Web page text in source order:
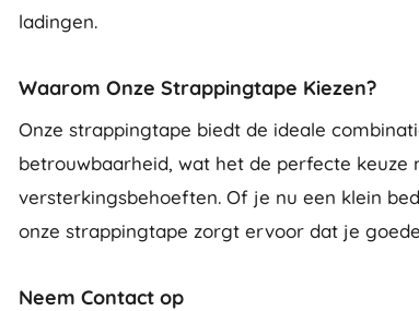
ladingen.
Waarom Onze Strappingtape Kiezen?
Onze strappingtape biedt de ideale
betrouwbaarheid, wat het de perfecte
versterkingsbehoeften. Of je nu een klein
onze strappingtape zorgt ervoor dat je
Neem Contact op